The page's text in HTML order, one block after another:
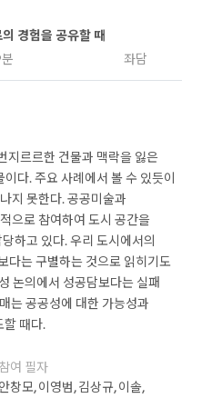
경험을 공유할 때
좌담
지르르한 건물과 맥락을 잃은
다. 주요 사례에서 볼 수 있듯이
지 못한다. 공공미술과
으로 참여하여 도시 공간을
하고 있다. 우리 도시에서의
다는 구별하는 것으로 읽히기도
논의에서 성공담보다는 실패
는 공공성에 대한 가능성과
할 때다.
참여 필자
안창모, 이영범, 김상규, 이솔,